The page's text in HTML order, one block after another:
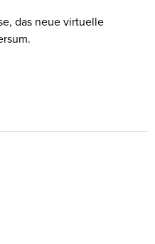
das neue virtuelle